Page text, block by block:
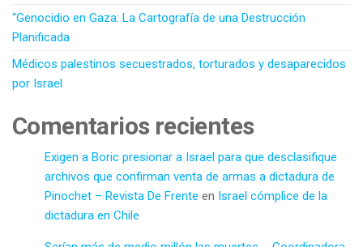
“Genocidio en Gaza: La Cartografía de una Destrucción
Planificada
Médicos palestinos secuestrados, torturados y desaparecidos
por Israel
Comentarios recientes
Exigen a Boric presionar a Israel para que desclasifique
archivos que confirman venta de armas a dictadura de
Pinochet – Revista De Frente en Israel cómplice de la
dictadura en Chile